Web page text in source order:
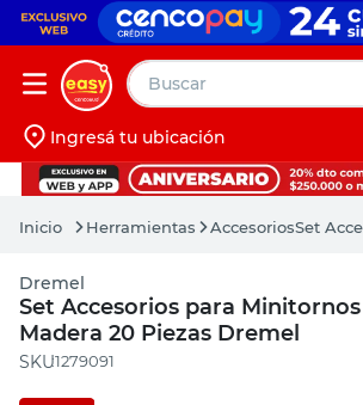
Buscar
Iniciá sesión
Ingresá tu ubicación
Herramientas AccesoriosSet
Dremel
Set Accesorios para
Madera 20 Piezas Dremel
:1279091
muebles
pintura
escritorio
puertas
placard